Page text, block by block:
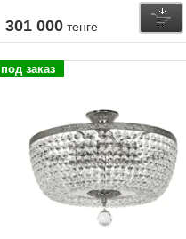
301 000 тенге
под заказ